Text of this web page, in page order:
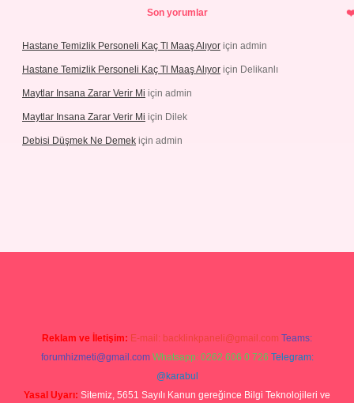
Son yorumlar
Hastane Temizlik Personeli Kaç Tl Maaş Alıyor için admin
Hastane Temizlik Personeli Kaç Tl Maaş Alıyor için Delikanlı
Maytlar Insana Zarar Verir Mi için admin
Maytlar Insana Zarar Verir Mi için Dilek
Debisi Düşmek Ne Demek için admin
Reklam ve İletişim: E-mail: backlinkpaneli@gmail.com Teams:
forumhizmeti@gmail.com Whatsapp: 0262 606 0 726 Telegram:
@karabul
Yasal Uyarı: Sitemiz, 5651 Sayılı Kanun gereğince Bilgi Teknolojileri ve